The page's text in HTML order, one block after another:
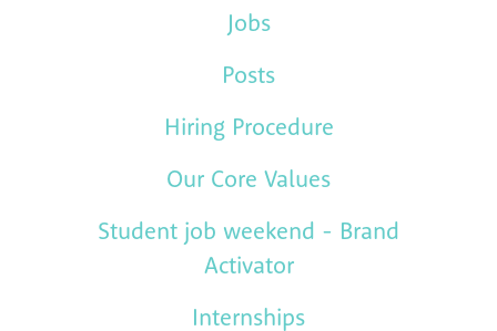
Jobs
Posts
Hiring Procedure
Our Core Values
Student job weekend - Brand
Activator
Internships